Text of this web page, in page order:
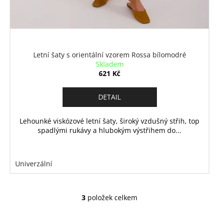
Letní šaty s orientální vzorem Rossa bílomodré
Skladem
621 Kč
DETAIL
Lehounké viskózové letní šaty, široký vzdušný střih, top
spadlými rukávy a hlubokým výstřihem do...
Univerzální
O
3 položek celkem